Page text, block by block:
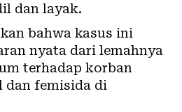
dan layak.
bahwa kasus ini
nyata dari lemahnya
terhadap korban
dan femisida di